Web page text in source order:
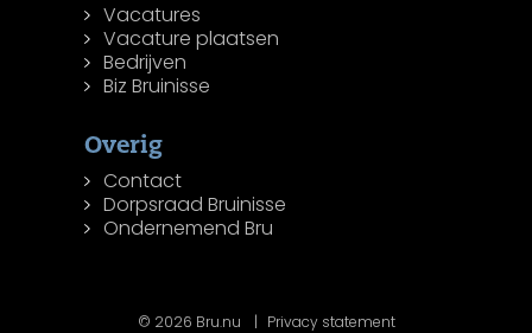
Vacatures
Vacature plaatsen
Bedrijven
Biz Bruinisse
Overig
Contact
Dorpsraad Bruinisse
Ondernemend Bru
© 2026 Bru.nu Privacy statement